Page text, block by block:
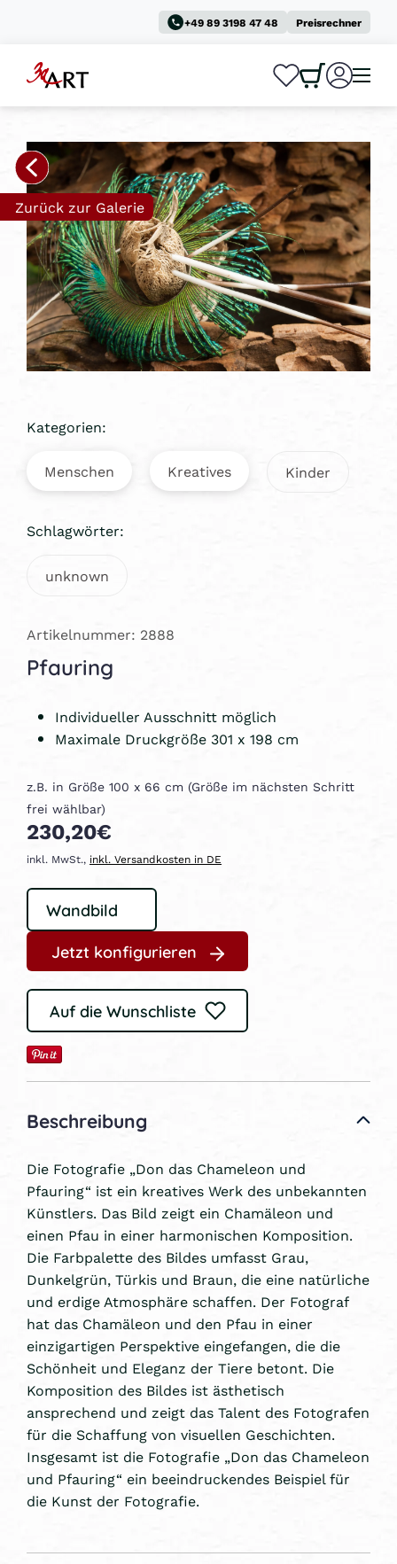
+49 89 3198 47 48 Preisrechner
0
Zurück zur Galerie
Kategorien:
Menschen Kreatives Kinder
Schlagwörter:
unknown
Artikelnummer: 2888
Pfauring
Individueller Ausschnitt möglich
Maximale Druckgröße 301 x 198 cm
z.B. in Größe 100 x 66 cm (Größe im nächsten Schritt
frei wählbar)
230,20€
inkl. MwSt., inkl. Versandkosten in DE
Jetzt konfigurieren
Auf die Wunschliste
Beschreibung
Die Fotografie „Don das Chameleon und
Pfauring“ ist ein kreatives Werk des unbekannten
Künstlers. Das Bild zeigt ein Chamäleon und
einen Pfau in einer harmonischen Komposition.
Die Farbpalette des Bildes umfasst Grau,
Dunkelgrün, Türkis und Braun, die eine natürliche
und erdige Atmosphäre schaffen. Der Fotograf
hat das Chamäleon und den Pfau in einer
einzigartigen Perspektive eingefangen, die die
Schönheit und Eleganz der Tiere betont. Die
Komposition des Bildes ist ästhetisch
ansprechend und zeigt das Talent des Fotografen
für die Schaffung von visuellen Geschichten.
Insgesamt ist die Fotografie „Don das Chameleon
und Pfauring“ ein beeindruckendes Beispiel für
die Kunst der Fotografie.